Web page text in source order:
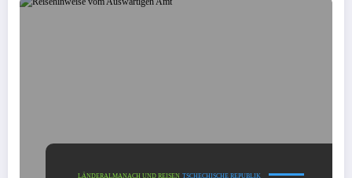
LÄNDERALMANACH UND REISEN TSCHECHISCHE REPUBLIK